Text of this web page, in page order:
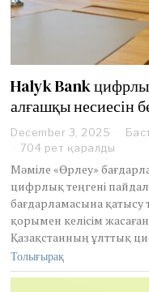
Halyk Bank
алғашқы несиесін
December 3, 2025
e
e
m
b
e
r
,
704 рет қаралды
Мәміле «Өрлеу»
цифрлық теңгені
бағдарламасына қатысу
қорымен келісім
Қазақстанның ұлттық
Толығырақ